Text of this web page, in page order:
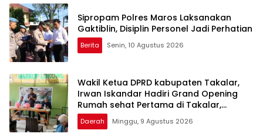
Sipropam Polres Maros Laksanakan
Gaktiblin, Disiplin Personel Jadi Perhatian
Berita Senin, 10 Agustus 2026
Wakil Ketua DPRD kabupaten Takalar,
Irwan Iskandar Hadiri Grand Opening
Rumah sehat Pertama di Takalar,
Melayani Terapis Gratis untuk Pasien
Dhuafa dan umum.
Daerah Minggu, 9 Agustus 2026